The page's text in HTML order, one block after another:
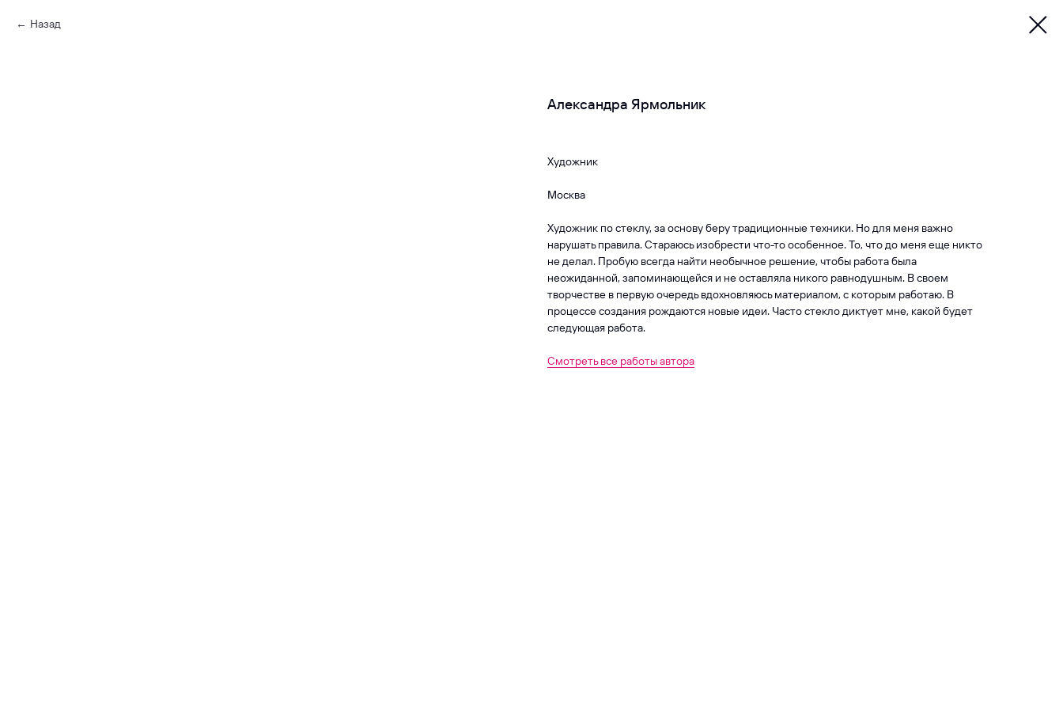
Назад
Александра Ярмольник
Художник
Москва
Художник по стеклу, за основу беру традиционные техники. Но для меня важно
нарушать правила. Стараюсь изобрести что-то особенное. То, что до меня еще никто
не делал. Пробую всегда найти необычное решение, чтобы работа была
неожиданной, запоминающейся и не оставляла никого равнодушным. В своем
творчестве в первую очередь вдохновляюсь материалом, с которым работаю. В
процессе создания рождаются новые идеи. Часто стекло диктует мне, какой будет
следующая работа.
Смотреть все работы автора